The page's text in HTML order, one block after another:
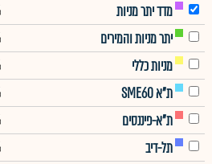
מדד יתר מניות
יתר מניות והמירים
מניות כללי
ת"א SME60
ת"א-פיננסים
תל-דיב